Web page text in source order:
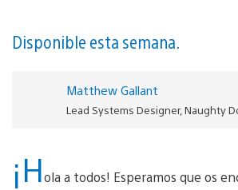
Disponible esta semana.
Matthew Gallant
Lead Systems Designer, Naughty
¡Hola a todos! Esperamos que os